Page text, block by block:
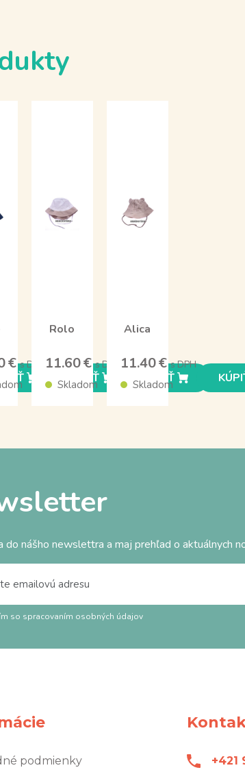
€s DPH
KÚPIŤ
Rolo
11.60 €s DPH
Skladom KÚPIŤ
Alica
11.40 €s DPH
Skladom
do nášho newslettra a maj prehľad o aktuálnych
so spracovaním osobných údajov
podmienky +421